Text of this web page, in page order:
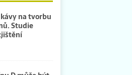
na tvorbu
Studie